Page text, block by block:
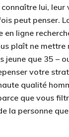
lui, leur
peut penser.
ligne
plaît ne
jeune que 35 –
votre
qualité
que vous
la personne